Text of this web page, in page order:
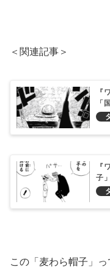
＜関連記事＞
『
「
ば
『
子」
この「麦わら帽子」